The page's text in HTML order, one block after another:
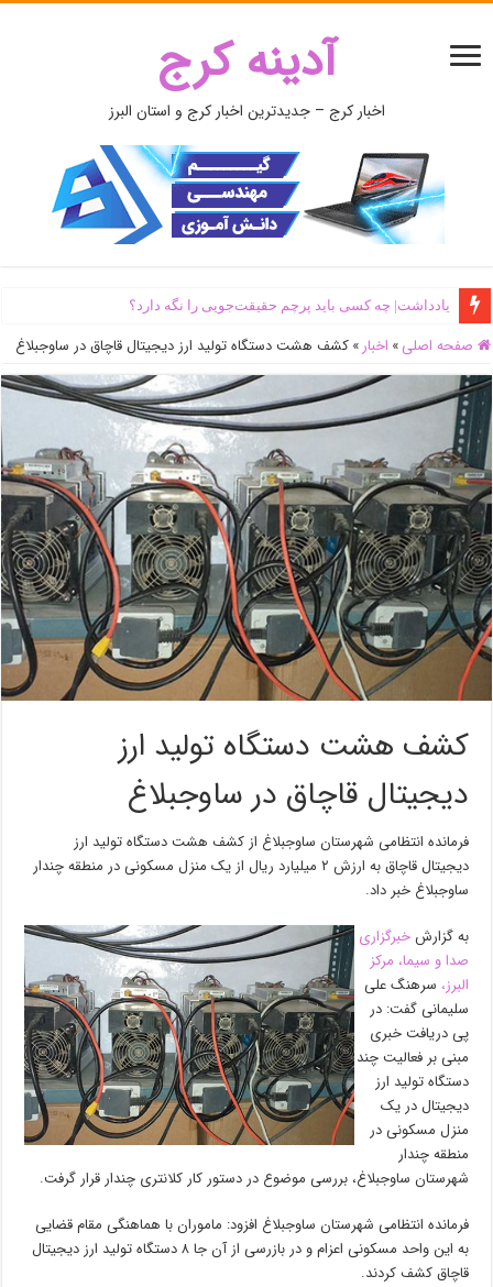
آدینه کرج
اخبار کرج – جدیدترین اخبار کرج و استان البرز
یادداشت| ‌چه کسی باید پرچم حقیقت‌جویی را نگه دارد؟
صفحه اصلی » اخبار » کشف هشت دستگاه تولید ارز دیجیتال قاچاق در ساوجبلاغ
کشف هشت دستگاه تولید ارز
دیجیتال قاچاق در ساوجبلاغ
فرمانده انتظامی شهرستان ساوجبلاغ از کشف هشت دستگاه تولید ارز
دیجیتال قاچاق به ارزش ۲ میلیارد ریال از یک منزل مسکونی در منطقه چندار
ساوجبلاغ خبر داد.
به گزارشخبرگزاری
صدا و سیما، مرکز
البرز، سرهنگ علی
سلیمانی گفت: در
پی دریافت خبری
مبنی بر فعالیت چند
دستگاه تولید ارز
دیجیتال در یک
منزل مسکونی در
منطقه چندار
شهرستان ساوجبلاغ، بررسی موضوع در دستور کار کلانتری چندار قرار گرفت.
فرمانده انتظامی شهرستان ساوجبلاغ افزود: ماموران با هماهنگی مقام قضایی
به این واحد مسکونی اعزام و در بازرسی از آن جا ۸ دستگاه تولید ارز دیجیتال
قاچاق کشف کردند.